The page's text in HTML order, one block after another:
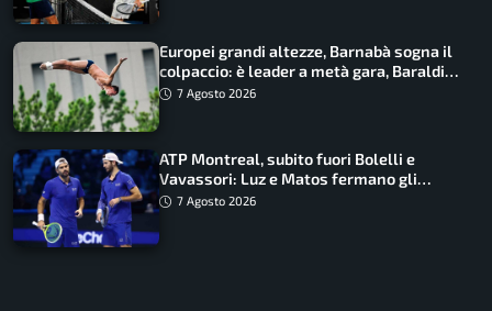
Europei grandi altezze, Barnabà sogna il
colpaccio: è leader a metà gara, Baraldi
ancora in corsa
7 Agosto 2026
ATP Montreal, subito fuori Bolelli e
Vavassori: Luz e Matos fermano gli
azzurri
7 Agosto 2026